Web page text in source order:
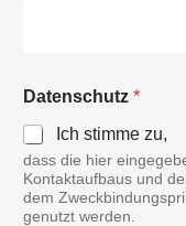
Datenschutz *
Ich stimme zu,
dass die hier
Kontaktaufbaus und
dem
genutzt werden.